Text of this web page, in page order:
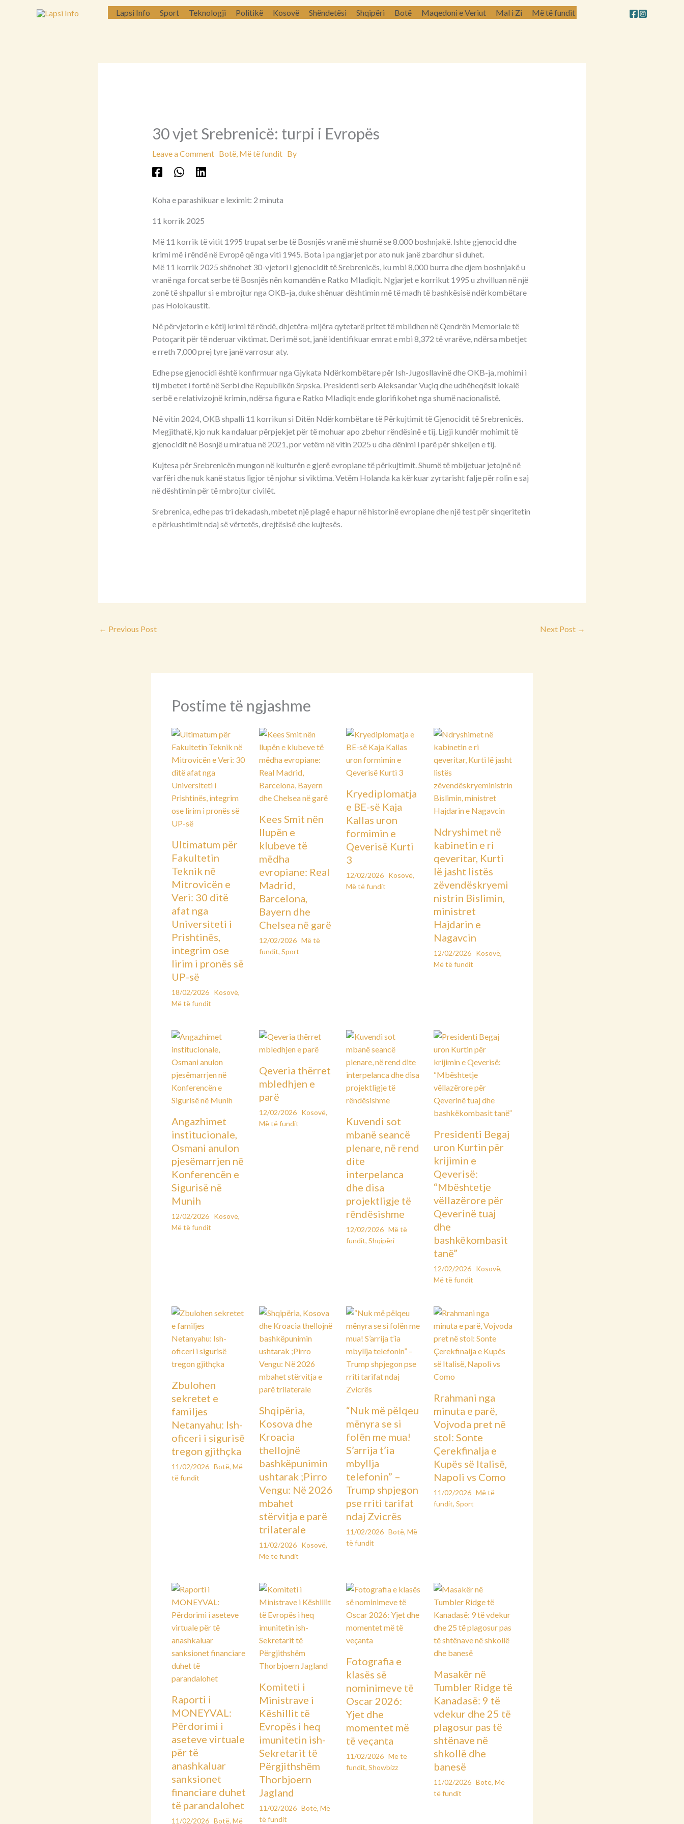
Lapsi Info Sport Teknologji Politikë Kosovë Shëndetësi Shqipëri Botë Maqedoni e Veriut Mal i Zi Më të fundit
30 vjet Srebrenicë: turpi i Evropës
Leave a Comment Botë, Më të funditBy
Koha e parashikuar e leximit: 2 minuta
11 korrik 2025
Më 11 korrik të vitit 1995 trupat serbe të Bosnjës vranë më shumë se 8.000 boshnjakë. Ishte gjenocid dhe
krimi më i rëndë në Evropë që nga viti 1945. Bota i pa ngjarjet por ato nuk janë zbardhur si duhet.
Më 11 korrik 2025 shënohet 30-vjetori i gjenocidit të Srebrenicës, ku mbi 8,000 burra dhe djem boshnjakë u
vranë nga forcat serbe të Bosnjës nën komandën e Ratko Mladiqit. Ngjarjet e korrikut 1995 u zhvilluan në një
zonë të shpallur si e mbrojtur nga OKB-ja, duke shënuar dështimin më të madh të bashkësisë ndërkombëtare
pas Holokaustit.
Në përvjetorin e këtij krimi të rëndë, dhjetëra-mijëra qytetarë pritet të mblidhen në Qendrën Memoriale të
Potoçarit për të nderuar viktimat. Deri më sot, janë identifikuar emrat e mbi 8,372 të vrarëve, ndërsa mbetjet
e rreth 7,000 prej tyre janë varrosur aty.
Edhe pse gjenocidi është konfirmuar nga Gjykata Ndërkombëtare për Ish-Jugosllavinë dhe OKB-ja, mohimi i
tij mbetet i fortë në Serbi dhe Republikën Srpska. Presidenti serb Aleksandar Vuçiq dhe udhëheqësit lokalë
serbë e relativizojnë krimin, ndërsa figura e Ratko Mladiqit ende glorifikohet nga shumë nacionalistë.
Në vitin 2024, OKB shpalli 11 korrikun si Ditën Ndërkombëtare të Përkujtimit të Gjenocidit të Srebrenicës.
Megjithatë, kjo nuk ka ndaluar përpjekjet për të mohuar apo zbehur rëndësinë e tij. Ligji kundër mohimit të
gjenocidit në Bosnjë u miratua në 2021, por vetëm në vitin 2025 u dha dënimi i parë për shkeljen e tij.
Kujtesa për Srebrenicën mungon në kulturën e gjerë evropiane të përkujtimit. Shumë të mbijetuar jetojnë në
varfëri dhe nuk kanë status ligjor të njohur si viktima. Vetëm Holanda ka kërkuar zyrtarisht falje për rolin e saj
në dështimin për të mbrojtur civilët.
Srebrenica, edhe pas tri dekadash, mbetet një plagë e hapur në historinë evropiane dhe një test për sinqeritetin
e përkushtimit ndaj së vërtetës, drejtësisë dhe kujtesës.
← Previous Post Next Post →
Postime të ngjashme
Ultimatum për
Fakultetin
Teknik në
Mitrovicën e
Veri: 30 ditë
afat nga
Universiteti i
Prishtinës,
integrim ose
lirim i pronës së
UP-së
18/02/2026 Kosovë,
Më të fundit
Kees Smit nën
llupën e
klubeve të
mëdha
evropiane: Real
Madrid,
Barcelona,
Bayern dhe
Chelsea në garë
12/02/2026 Më të
fundit, Sport
Kryediplomatja
e BE-së Kaja
Kallas uron
formimin e
Qeverisë Kurti
3
12/02/2026 Kosovë,
Më të fundit
Ndryshimet në
kabinetin e ri
qeveritar, Kurti
lë jasht listës
zëvendëskryemi
nistrin Bislimin,
ministret
Hajdarin e
Nagavcin
12/02/2026 Kosovë,
Më të fundit
Angazhimet
institucionale,
Osmani anulon
pjesëmarrjen në
Konferencën e
Sigurisë në
Munih
12/02/2026 Kosovë,
Më të fundit
Qeveria thërret
mbledhjen e
parë
12/02/2026 Kosovë,
Më të fundit
Kuvendi sot
mbanë seancë
plenare, në rend
dite
interpelanca
dhe disa
projektligje të
rëndësishme
12/02/2026 Më të
fundit,Shqipëri
Presidenti Begaj
uron Kurtin për
krijimin e
Qeverisë:
“Mbështetje
vëllazërore për
Qeverinë tuaj
dhe
bashkëkombasit
tanë”
12/02/2026 Kosovë,
Më të fundit
Zbulohen
sekretet e
familjes
Netanyahu: Ish-
oficeri i sigurisë
tregon gjithçka
11/02/2026 Botë, Më
të fundit
Shqipëria,
Kosova dhe
Kroacia
thellojnë
bashkëpunimin
ushtarak ;Pirro
Vengu: Në 2026
mbahet
stërvitja e parë
trilaterale
11/02/2026 Kosovë,
Më të fundit
“Nuk më pëlqeu
mënyra se si
folën me mua!
S’arrija t’ia
mbyllja
telefonin” –
Trump shpjegon
pse rriti tarifat
ndaj Zvicrës
11/02/2026 Botë,Më
të fundit
Rrahmani nga
minuta e parë,
Vojvoda pret në
stol: Sonte
Çerekfinalja e
Kupës së Italisë,
Napoli vs Como
11/02/2026 Më të
fundit, Sport
Raporti i
MONEYVAL:
Përdorimi i
aseteve virtuale
për të
anashkaluar
sanksionet
financiare duhet
të parandalohet
11/02/2026 Botë, Më
Komiteti i
Ministrave i
Këshillit të
Evropës i heq
imunitetin ish-
Sekretarit të
Përgjithshëm
Thorbjoern
Jagland
11/02/2026 Botë, Më
të fundit
Fotografia e
klasës së
nominimeve të
Oscar 2026:
Yjet dhe
momentet më
të veçanta
11/02/2026 Më të
fundit,Showbizz
Masakër në
Tumbler Ridge të
Kanadasë: 9 të
vdekur dhe 25 të
plagosur pas të
shtënave në
shkollë dhe
banesë
11/02/2026 Botë, Më
të fundit